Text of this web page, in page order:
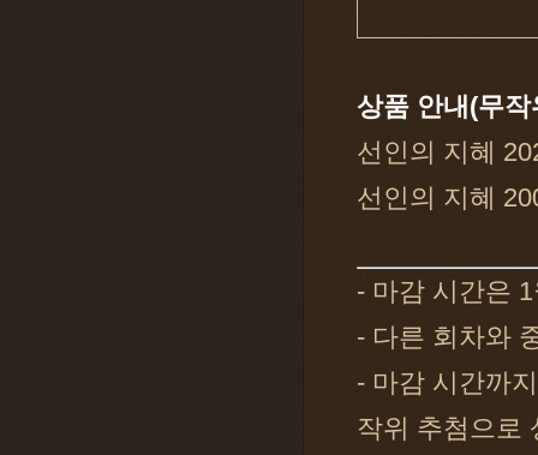
상품 안내(무작
선인의 지혜
선인의 지혜
- 마감 시간은
- 다른 회차와
- 마감 시간까
작위 추첨으로